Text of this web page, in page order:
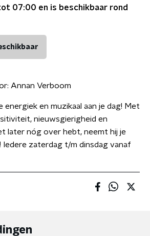
07:00 en is beschikbaar rond
Annan Verboom
energiek en muzikaal aan je dag! Met
nieuwsgierigheid en
later nóg over hebt, neemt hij je
Iedere zaterdag t/m dinsdag vanaf